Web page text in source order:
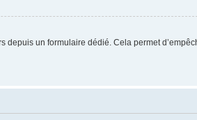
un formulaire dédié. Cela permet